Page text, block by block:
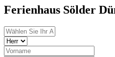
Ferienhaus Sölder